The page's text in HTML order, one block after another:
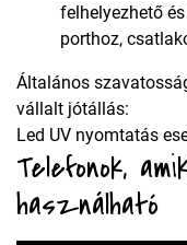
felhelyezhető
porthoz,
Általános
vállalt jótállás:
Led UV nyomtatás
Telefonok,
használható